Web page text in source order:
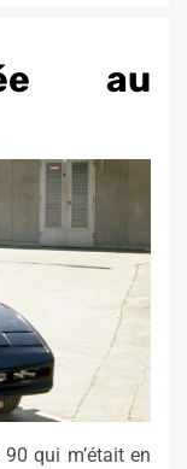
au
qui m’était en